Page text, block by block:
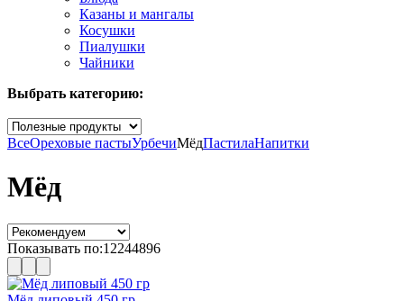
Казаны и мангалы
Косушки
Пиалушки
Чайники
Выбрать категорию:
ВсеОреховые пастыУрбечиМёдПастилаНапитки
Мёд
Показывать по:12244896